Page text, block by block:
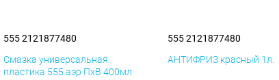
555 2121877480
Смазка универсальная
пластика 555 аэр ПхВ 400мл
555 2121877480
АНТИФРИЗ красный 1л.